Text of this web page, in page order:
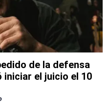
de la defensa
iniciar el juicio el 10